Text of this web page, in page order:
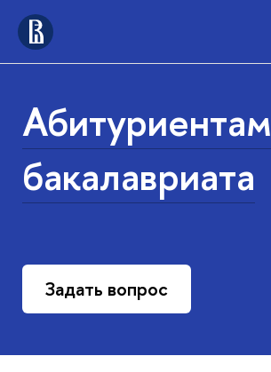
Абитуриентам
бакалавриата
Задать вопрос